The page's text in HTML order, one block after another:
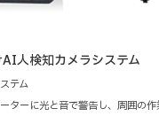
人検知カメラシステム
テム
ターに光と音で警告し、周囲の